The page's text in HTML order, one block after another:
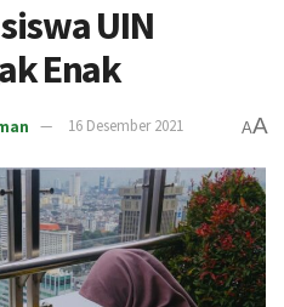
UIN
Enak
16 Desember 2021 AA